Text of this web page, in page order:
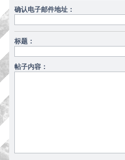
确认电子邮件地址：
标题：
帖子内容：